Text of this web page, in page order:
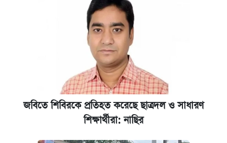
জবিতে শিবিরকে প্রতিহত করেছে ছাত্রদল ও সাধারণ
শিক্ষার্থীরা: নাছির